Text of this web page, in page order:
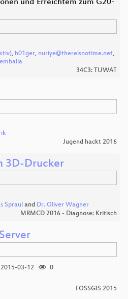
und Erreichtem zum G20-
, h01ger, nuriye@thereisnotime.net,
34C3: TUWAT
Jugend hackt 2016
3D-Drucker
Spraul and Dr. Oliver Wagner
MRMCD 2016 - Diagnose: Kritisch
2015-03-12
0
FOSSGIS 2015